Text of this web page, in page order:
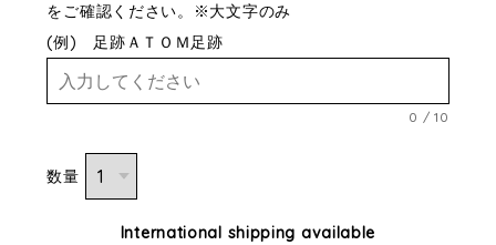
をご確認ください。※大文字のみ
(例) 足跡ＡＴＯＭ足跡
0 /10
数量
International shipping available